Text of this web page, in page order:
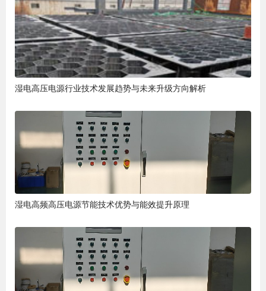
湿电高压电源行业技术发展趋势与未来升级方向解析
湿电高频高压电源节能技术优势与能效提升原理